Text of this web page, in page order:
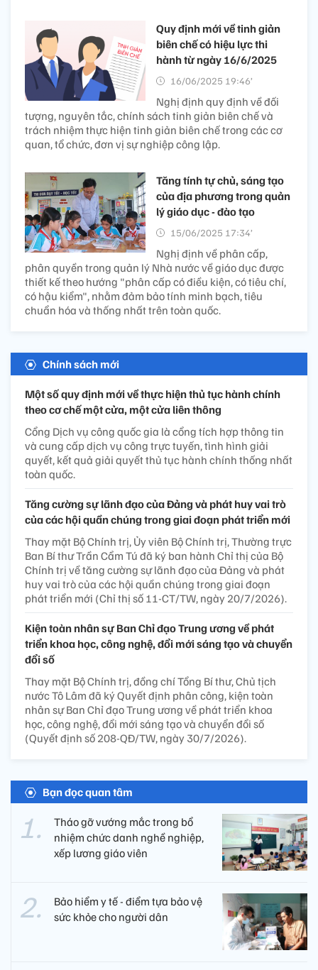
Quy định mới về tinh giản
biên chế có hiệu lực thi
hành từ ngày 16/6/2025
16/06/2025 19:46’
Nghị định quy định về đối
tượng, nguyên tắc, chính sách tinh giản biên chế và
trách nhiệm thực hiện tinh giản biên chế trong các cơ
quan, tổ chức, đơn vị sự nghiệp công lập.
Tăng tính tự chủ, sáng tạo
của địa phương trong quản
lý giáo dục - đào tạo
15/06/2025 17:34’
Nghị định về phân cấp,
phân quyền trong quản lý Nhà nước về giáo dục được
thiết kế theo hướng "phân cấp có điều kiện, có tiêu chí,
có hậu kiểm", nhằm đảm bảo tính minh bạch, tiêu
chuẩn hóa và thống nhất trên toàn quốc.
Chính sách mới
Một số quy định mới về thực hiện thủ tục hành chính
theo cơ chế một cửa, một cửa liên thông
Cổng Dịch vụ công quốc gia là cổng tích hợp thông tin
và cung cấp dịch vụ công trực tuyến, tình hình giải
quyết, kết quả giải quyết thủ tục hành chính thống nhất
toàn quốc.
Tăng cường sự lãnh đạo của Đảng và phát huy vai trò
của các hội quần chúng trong giai đoạn phát triển mới
Thay mặt Bộ Chính trị, Ủy viên Bộ Chính trị, Thường trực
Ban Bí thư Trần Cẩm Tú đã ký ban hành Chỉ thị của Bộ
Chính trị về tăng cường sự lãnh đạo của Đảng và phát
huy vai trò của các hội quần chúng trong giai đoạn
phát triển mới (Chỉ thị số 11-CT/TW, ngày 20/7/2026).
Kiện toàn nhân sự Ban Chỉ đạo Trung ương về phát
triển khoa học, công nghệ, đổi mới sáng tạo và chuyển
đổi số
Thay mặt Bộ Chính trị, đồng chí Tổng Bí thư, Chủ tịch
nước Tô Lâm đã ký Quyết định phân công, kiện toàn
nhân sự Ban Chỉ đạo Trung ương về phát triển khoa
học, công nghệ, đổi mới sáng tạo và chuyển đổi số
(Quyết định số 208-QĐ/TW, ngày 30/7/2026).
Bạn đọc quan tâm
Tháo gỡ vướng mắc trong bổ
nhiệm chức danh nghề nghiệp,
xếp lương giáo viên
Bảo hiểm y tế - điểm tựa bảo vệ
sức khỏe cho người dân